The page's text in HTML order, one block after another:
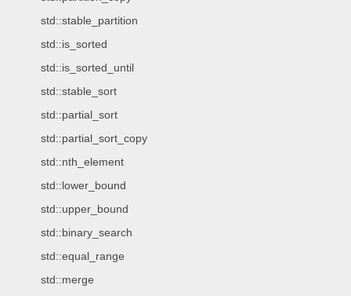
std::stable_partition
std::is_sorted
std::is_sorted_until
std::stable_sort
std::partial_sort
std::partial_sort_copy
std::nth_element
std::lower_bound
std::upper_bound
std::binary_search
std::equal_range
std::merge